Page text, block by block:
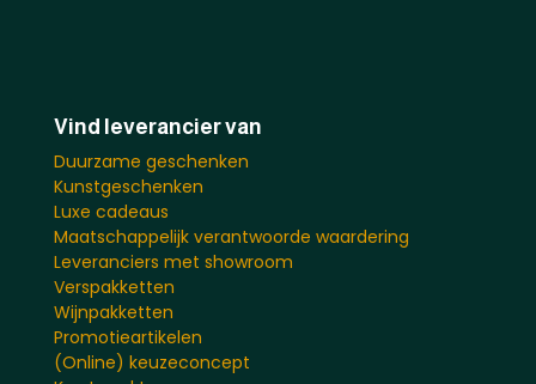
Vind leverancier van
Duurzame geschenken
Kunstgeschenken
Luxe cadeaus
Maatschappelijk verantwoorde waardering
Leveranciers met showroom
Verspakketten
Wijnpakketten
Promotieartikelen
(Online) keuzeconcept